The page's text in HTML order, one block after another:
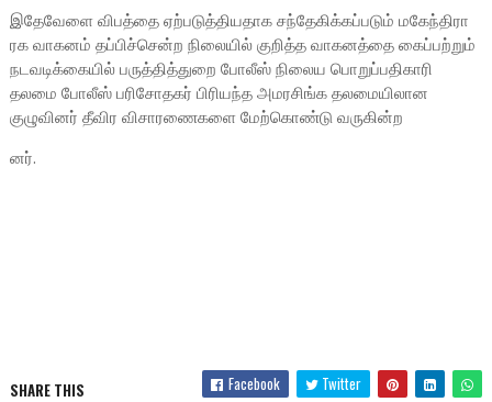
இதேவேளை விபத்தை ஏற்படுத்தியதாக சந்தேகிக்கப்படும் மகேந்திரா
ரக வாகனம் தப்பிச்சென்ற நிலையில் குறித்த வாகனத்தை கைப்பற்றும்
நடவடிக்கையில் பருத்தித்துறை போலீஸ் நிலைய பொறுப்பதிகாரி
தலமை போலீஸ் பரிசோதகர் பிரியந்த அமரசிங்க தலமையிலான
குழுவினர் தீவிர விசாரணைகளை மேற்கொண்டு வருகின்ற
னர்.
SHARE THIS Facebook Twitter